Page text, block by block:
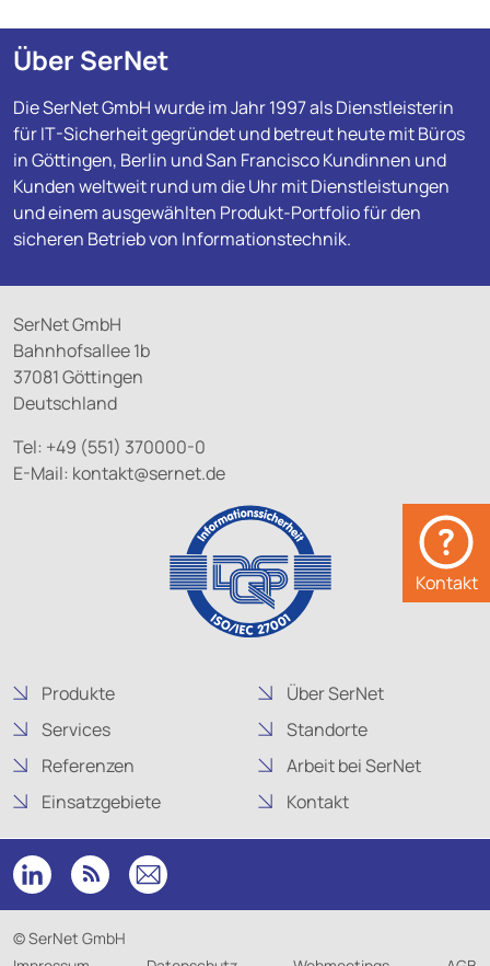
Über SerNet
Die SerNet GmbH wurde im Jahr 1997 als Dienstleisterin
für IT-Sicherheit gegründet und betreut heute mit Büros
in Göttingen, Berlin und San Francisco Kundinnen und
Kunden weltweit rund um die Uhr mit Dienstleistungen
und einem ausgewählten Produkt-Portfolio für den
sicheren Betrieb von Informationstechnik.
SerNet GmbH
Bahnhofsallee 1b
37081 Göttingen
Deutschland
Tel: +49 (551) 370000-0
E-Mail: kontakt@sernet.de
Produkte
Services
Referenzen
Einsatzgebiete
Über SerNet
Standorte
Arbeit bei SerNet
Kontakt
© SerNet GmbH
Kontakt